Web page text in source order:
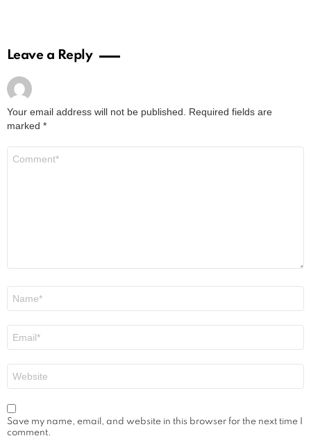
Leave a Reply
Your email address will not be published. Required fields are
marked *
Save my name, email, and website in this browser for the next time I
comment.